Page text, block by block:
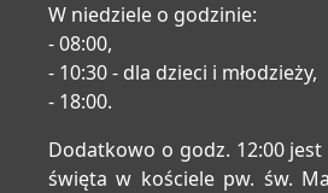
W niedziele o godzinie:
- 08:00,
- 10:30 - dla dzieci i młodzieży,
- 18:00.
Dodatkowo o godz. 12:00
święta w kościele pw. św.